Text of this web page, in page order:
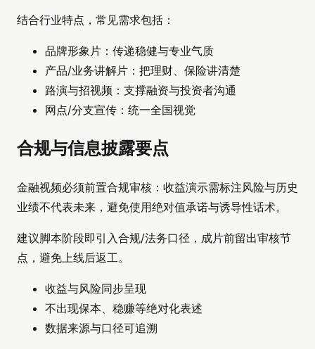
结合行业特点，常见需求包括：
品牌形象片：传递稳健与专业气质
产品/业务讲解片：把理财、保险讲清楚
路演与招视频：支撑融资与投资者沟通
网点/分支宣传：统一全国视觉
合规与信息披露要点
金融视频必须前置合规审核：收益演示需标注风险与历史
业绩不代表未来，避免使用绝对值承诺与诱导性话术。
建议脚本阶段即引入合规/法务口径，成片前留出审核节
点，避免上线后返工。
收益与风险同步呈现
不出现保本、稳赚等绝对化表述
数据来源与口径可追溯